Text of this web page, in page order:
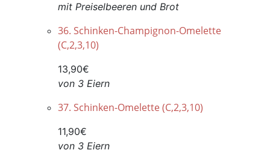
mit Preiselbeeren und Brot
36. Schinken-Champignon-Omelette
(C,2,3,10)
13,90€
von 3 Eiern
37. Schinken-Omelette (C,2,3,10)
11,90€
von 3 Eiern